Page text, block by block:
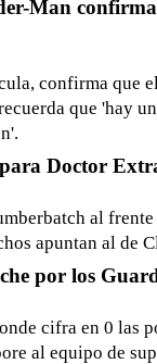
Man
confirma que
que 'hay
Doctor
al
apuntan al de
por los
cifra en 0 las
al equipo de